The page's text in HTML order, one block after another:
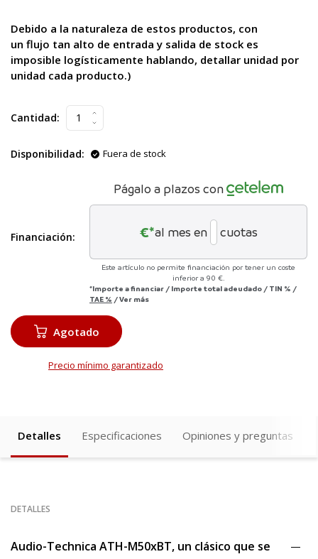
Debido a la naturaleza de estos productos, con
un flujo tan alto de entrada y salida de stock es
imposible logísticamente hablando, detallar unidad por
unidad cada producto.)
Cantidad:
Disponibilidad: Fuera de stock
Financiación:
Págalo a plazos con
€*al mes en cuotas
Este artículo no permite financiación por tener un coste
inferior a 90 €.
*Importe a financiar / Importe total adeudado / TIN % /
TAE % /Ver más
Agotado
Precio mínimo garantizado
Detalles Especificaciones Opiniones y preguntas
DETALLES
Audio-Technica ATH-M50xBT, un clásico que se